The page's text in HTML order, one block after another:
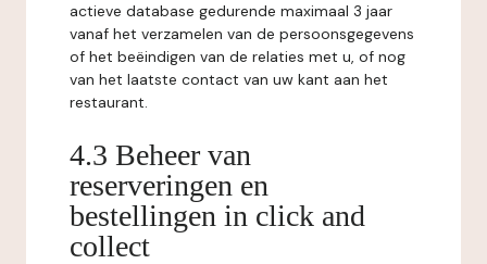
actieve database gedurende maximaal 3 jaar
vanaf het verzamelen van de persoonsgegevens
of het beëindigen van de relaties met u, of nog
van het laatste contact van uw kant aan het
restaurant.
4.3 Beheer van
reserveringen en
bestellingen in click and
collect